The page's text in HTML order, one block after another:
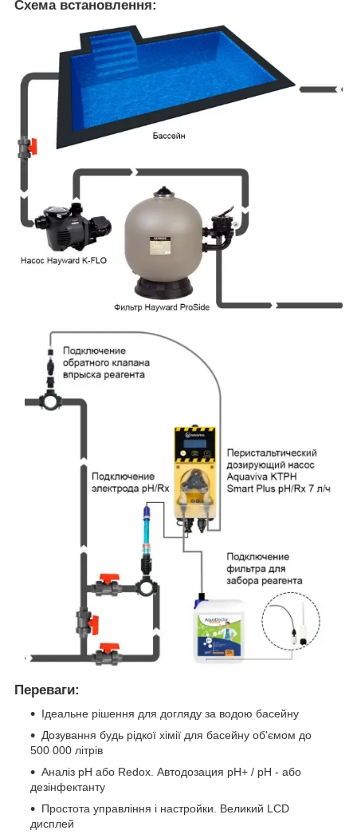
Схема встановлення:
Переваги:
Ідеальне рішення для догляду за водою басейну
Дозування будь рідкої хімії для басейну об'ємом до
500 000 літрів
Аналіз pH або Redox. Автодозация pH+ / pH - або
дезінфектанту
Простота управління і настройки. Великий LCD
дисплей